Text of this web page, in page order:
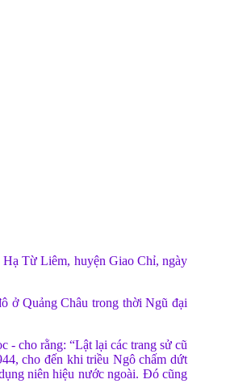
Từ Liêm, huyện Giao Chỉ, ngày
ở Quảng Châu trong thời Ngũ đại
- cho rằng: “Lật lại các trang sử cũ
cho đến khi triều Ngô chấm dứt
niên hiệu nước ngoài. Ðó cũng